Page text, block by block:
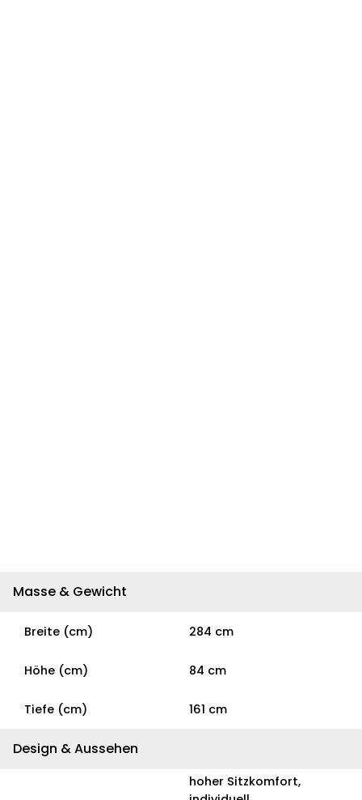
Masse & Gewicht
Breite (cm) 284 cm
Höhe (cm) 84 cm
Tiefe (cm) 161 cm
Design & Aussehen
hoher Sitzkomfort,